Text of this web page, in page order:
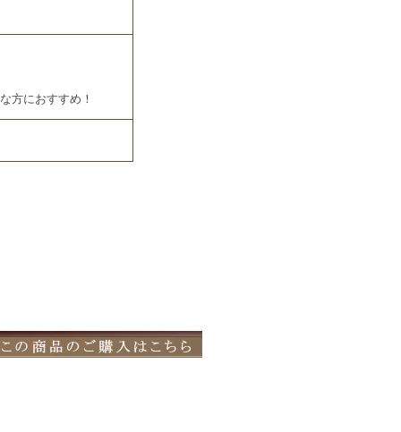
方におすすめ！